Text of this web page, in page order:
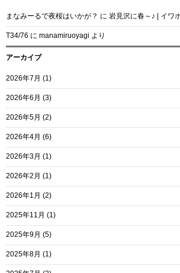
まなみーるで夜桜はいかが？ に 岩見沢に春～♪ | イワ
T34/76 に manamiruoyagi より
アーカイブ
2026年7月 (1)
2026年6月 (3)
2026年5月 (2)
2026年4月 (6)
2026年3月 (1)
2026年2月 (1)
2026年1月 (2)
2025年11月 (1)
2025年9月 (5)
2025年8月 (1)